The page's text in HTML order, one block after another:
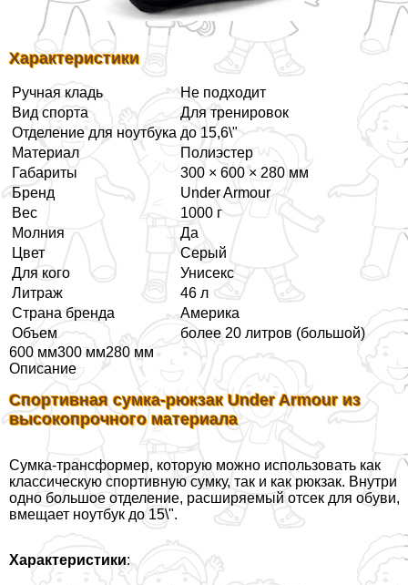
Хаpaктеристики
Ручная кладь
Не подходит
Вид спорта
Для тренировок
Отделение для ноутбука до 15,6\"
Материал
Полиэстер
Габариты
300 × 600 × 280 мм
Бренд
Under Armour
Вес
1000 г
Молния
Да
Цвет
Серый
Для кого
Униceкc
Литраж
46 л
Страна бренда
Америка
Объем
более 20 литров (большой)
600 мм300 мм280 мм
Описание
Спортивная сумка-рюкзак Under Armour из
высокопрочного материала
Сумка-трaнcформер, которую можно использовать как
классическую спортивную сумку, так и как рюкзак. Внутри
одно большое отделение, расширяемый отсек для обуви,
вмещает ноутбук до 15\".
Хаpaктеристики: